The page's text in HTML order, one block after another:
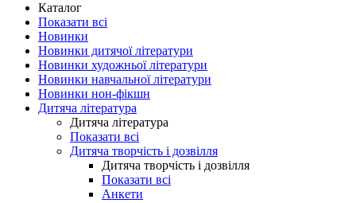
Каталог
Показати всі
Новинки
Новинки дитячої літератури
Новинки художньої літератури
Новинки навчальної літератури
Новинки нон-фікшн
Дитяча література
Дитяча література
Показати всі
Дитяча творчість і дозвілля
Дитяча творчість і дозвілля
Показати всі
Анкети